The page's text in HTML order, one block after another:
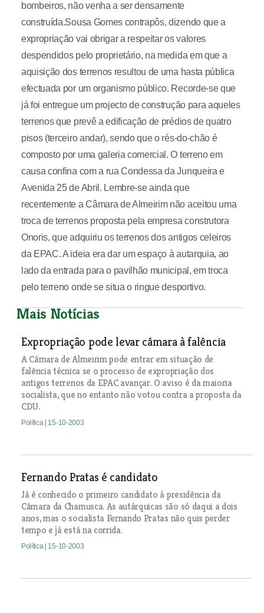
bombeiros, não venha a ser densamente
construída.Sousa Gomes contrapôs, dizendo que a
expropriação vai obrigar a respeitar os valores
despendidos pelo proprietário, na medida em que a
aquisição dos terrenos resultou de uma hasta pública
efectuada por um organismo público. Recorde-se que
já foi entregue um projecto de construção para aqueles
terrenos que prevê a edificação de prédios de quatro
pisos (terceiro andar), sendo que o rés-do-chão é
composto por uma galeria comercial. O terreno em
causa confina com a rua Condessa da Junqueira e
Avenida 25 de Abril. Lembre-se ainda que
recentemente a Câmara de Almeirim não aceitou uma
troca de terrenos proposta pela empresa construtora
Onoris, que adquiriu os terrenos dos antigos celeiros
da EPAC. A ideia era dar um espaço à autarquia, ao
lado da entrada para o pavilhão municipal, em troca
pelo terreno onde se situa o ringue desportivo.
Mais Notícias
Expropriação pode levar câmara à falência
A Câmara de Almeirim pode entrar em situação de
falência técnica se o processo de expropriação dos
antigos terrenos da EPAC avançar. O aviso é da maioria
socialista, que no entanto não votou contra a proposta da
CDU.
Política | 15-10-2003
Fernando Pratas é candidato
Já é conhecido o primeiro candidato à presidência da
Câmara da Chamusca. As autárquicas são só daqui a dois
anos, mas o socialista Fernando Pratas não quis perder
tempo e já está na corrida.
Política | 15-10-2003